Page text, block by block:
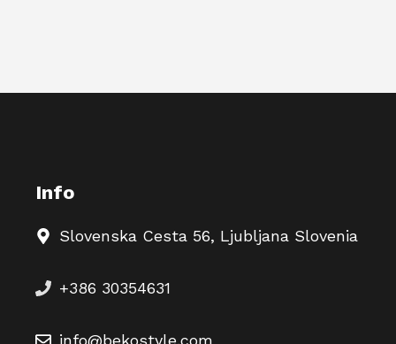
Info
Slovenska Cesta 56, Ljubljana Slovenia
+386 30354631